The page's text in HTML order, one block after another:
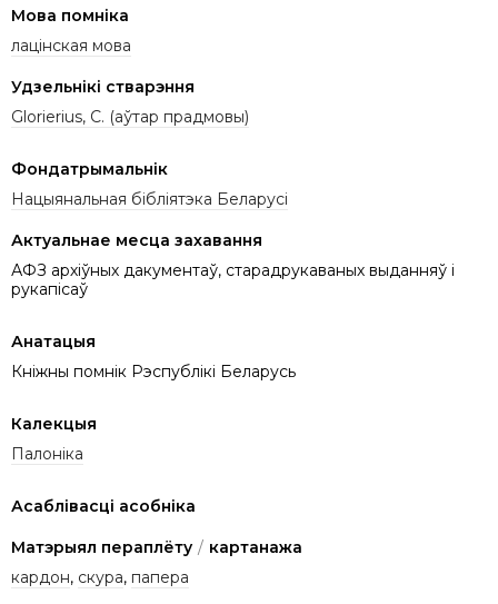
Мова помніка
лацінская мова
Удзельнікі стварэння
Glorierius, C. (аўтар прадмовы)
Фондатрымальнік
Нацыянальная бібліятэка Беларусі
Актуальнае месца захавання
АФЗ архіўных дакументаў, старадрукаваных выданняў і
рукапісаў
Анатацыя
Кніжны помнік Рэспублікі Беларусь
Калекцыя
Палоніка
Асаблівасці асобніка
Матэрыял пераплёту / картанажа
кардон, скура, папера